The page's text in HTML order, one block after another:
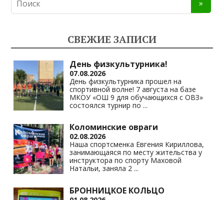
o
as
s
ni
ki
gr
a
m
s
A
p
p
y
Li
n
k
СВЕЖИЕ ЗАПИСИ
День физкультурника!
07.08.2026
День физкультурника прошел на
спортивной волне! 7 августа на базе
МКОУ «ОШ 9 для обучающихся с ОВЗ»
состоялся турнир по ...
Коломинские овраги
02.08.2026
Наша спортсменка Евгения Кириллова,
занимающаяся по месту жительства у
инструктора по спорту Маховой
Натальи, заняла 2 ...
БРОННИЦКОЕ КОЛЬЦО